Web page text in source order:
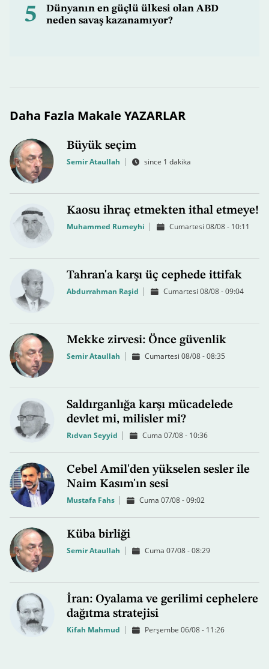
5
Dünyanın en güçlü ülkesi olan ABD
neden savaş kazanamıyor?
Daha Fazla Makale YAZARLAR
Büyük seçim
Semir Ataullah since 1 dakika
Kaosu ihraç etmekten ithal etmeye!
Muhammed Rumeyhi Cumartesi 08/08 - 10:11
Tahran'a karşı üç cephede ittifak
Abdurrahman Raşid Cumartesi 08/08 - 09:04
Mekke zirvesi: Önce güvenlik
Semir Ataullah Cumartesi 08/08 - 08:35
Saldırganlığa karşı mücadelede
devlet mi, milisler mi?
Rıdvan Seyyid Cuma 07/08 - 10:36
Cebel Amil'den yükselen sesler ile
Naim Kasım'ın sesi
Mustafa Fahs Cuma 07/08 - 09:02
Küba birliği
Semir Ataullah Cuma 07/08 - 08:29
İran: Oyalama ve gerilimi cephelere
dağıtma stratejisi
Kifah Mahmud Perşembe 06/08 - 11:26